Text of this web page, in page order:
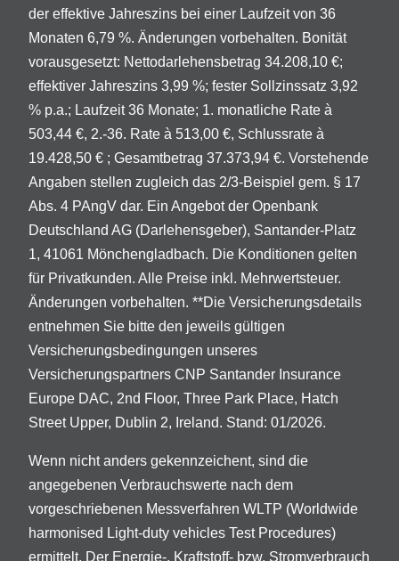
der effektive Jahreszins bei einer Laufzeit von 36
Monaten 6,79 %. Änderungen vorbehalten. Bonität
vorausgesetzt: Nettodarlehensbetrag 34.208,10 €;
effektiver Jahreszins 3,99 %; fester Sollzinssatz 3,92
% p.a.; Laufzeit 36 Monate; 1. monatliche Rate à
503,44 €, 2.-36. Rate à 513,00 €, Schlussrate à
19.428,50 € ; Gesamtbetrag 37.373,94 €. Vorstehende
Angaben stellen zugleich das 2/3-Beispiel gem. § 17
Abs. 4 PAngV dar. Ein Angebot der Openbank
Deutschland AG (Darlehensgeber), Santander-Platz
1, 41061 Mönchengladbach. Die Konditionen gelten
für Privatkunden. Alle Preise inkl. Mehrwertsteuer.
Änderungen vorbehalten. **Die Versicherungsdetails
entnehmen Sie bitte den jeweils gültigen
Versicherungsbedingungen unseres
Versicherungspartners CNP Santander Insurance
Europe DAC, 2nd Floor, Three Park Place, Hatch
Street Upper, Dublin 2, Ireland. Stand: 01/2026.
Wenn nicht anders gekennzeichent, sind die
angegebenen Verbrauchswerte nach dem
vorgeschriebenen Messverfahren WLTP (Worldwide
harmonised Light-duty vehicles Test Procedures)
ermittelt. Der Energie-, Kraftstoff- bzw. Stromverbrauch